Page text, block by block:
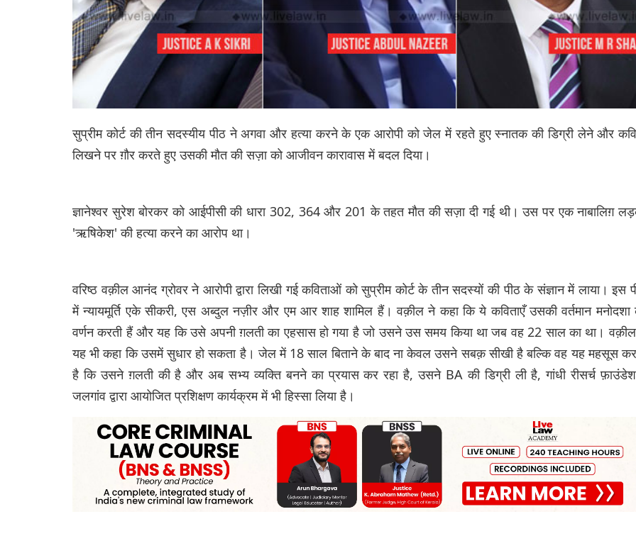
सुप्रीम कोर्ट की तीन सदस्यीय पीठ ने अगवा और हत्या करने के एक आरोपी को जेल में रहते हुए स्नातक की डिग्री लेने और
लिखने पर ग़ौर करते हुए उसकी मौत की सज़ा को आजीवन कारावास में बदल दिया।
ज्ञानेश्वर सुरेश बोरकर को आईपीसी की धारा 302, 364 और 201 के तहत मौत की सज़ा दी गई थी। उस पर एक नाबालिग़
'ऋषिकेश' की हत्या करने का आरोप था।
वरिष्ठ वक़ील आनंद ग्रोवर ने आरोपी द्वारा लिखी गई कविताओं को सुप्रीम कोर्ट के तीन सदस्यों की पीठ के संज्ञान में लाया। इस
में न्यायमूर्ति एके सीकरी, एस अब्दुल नज़ीर और एम आर शाह शामिल हैं। वक़ील ने कहा कि ये कविताएँ उसकी वर्तमान मनोदशा
वर्णन करती हैं और यह कि उसे अपनी ग़लती का एहसास हो गया है जो उसने उस समय किया था जब वह 22 साल का था।
यह भी कहा कि उसमें सुधार हो सकता है। जेल में 18 साल बिताने के बाद ना केवल उसने सबक़ सीखी है बल्कि वह यह महसूस
है कि उसने ग़लती की है और अब सभ्य व्यक्ति बनने का प्रयास कर रहा है, उसने BA की डिग्री ली है, गांधी रीसर्च
जलगांव द्वारा आयोजित प्रशिक्षण कार्यक्रम में भी हिस्सा लिया है।